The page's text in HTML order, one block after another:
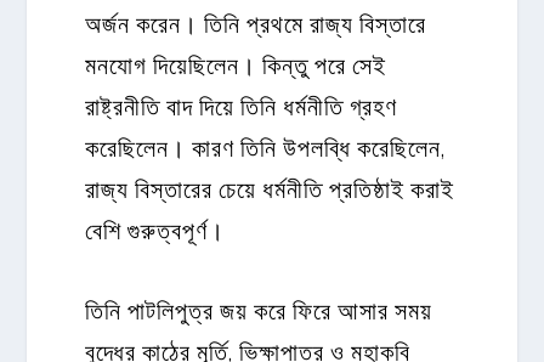
অর্জন করেন। তিনি প্রথমে রাজ্য বিস্তারে
মনযোগ দিয়েছিলেন। কিন্তু পরে সেই
রাষ্ট্রনীতি বাদ দিয়ে তিনি ধর্মনীতি গ্রহণ
করেছিলেন। কারণ তিনি উপলব্ধি করেছিলেন,
রাজ্য বিস্তারের চেয়ে ধর্মনীতি প্রতিষ্ঠাই করাই
বেশি গুরুত্বপূর্ণ।
তিনি পাটলিপুত্র জয় করে ফিরে আসার সময়
বুদ্ধের কাঠের মূর্তি, ভিক্ষাপাত্র ও মহাকবি